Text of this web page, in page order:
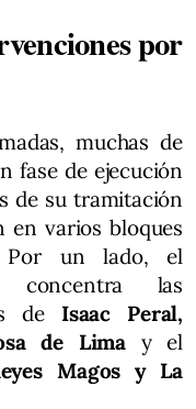
por
muchas de
fase de ejecución
de su tramitación
en varios bloques
Por un lado, el
las
deIsaac Peral,
de Lima y el
Magos y La